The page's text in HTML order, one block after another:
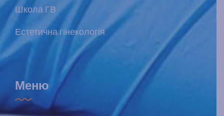
Школа ГВ
Естетична гінекологія
Меню